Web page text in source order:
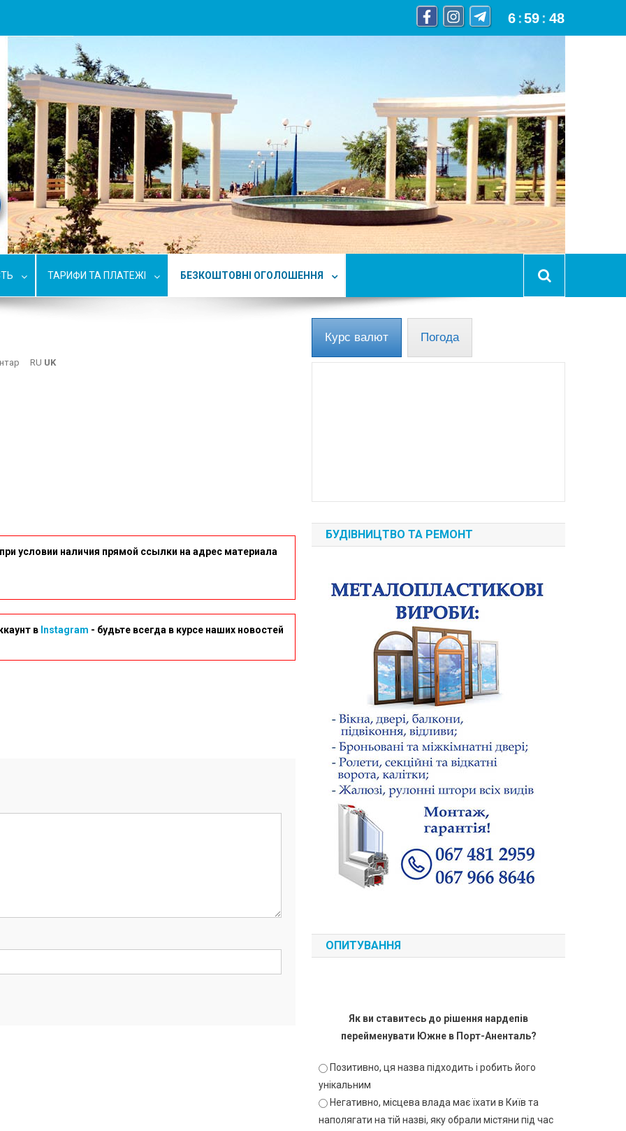
6 :59 : 49
ТАРИФИ ТА ПЛАТЕЖІ БЕЗКОШТОВНІ ОГОЛОШЕННЯ
RU UK
условии наличия прямой ссылки на адрес материала
в Instagram - будьте всегда в курсе наших новостей
Курс валют Погода
БУДІВНИЦТВО ТА РЕМОНТ
ОПИТУВАННЯ
Як ви ставитесь до рішення нардепів
перейменувати Южне в Порт-Аненталь?
Позитивно, ця назва підходить і робить його
унікальним
Негативно, місцева влада має їхати в Київ та
наполягати на тій назві, яку обрали містяни під час